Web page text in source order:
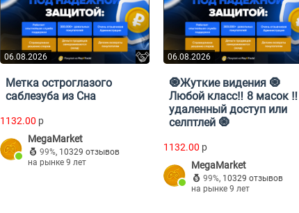
06.08.2026
Метка остроглазого
саблезуба из Сна
1132.00 p
MegaMarket
99%, 10329 отзывов
на рынке 9 лет
06.08.2026
🧿Жуткие видения 🧿
Любой класс‼️ 8 масок ‼️
удаленный доступ или
селптлей 🧿
1132.00 p
MegaMarket
99%, 10329 отзывов
на рынке 9 лет